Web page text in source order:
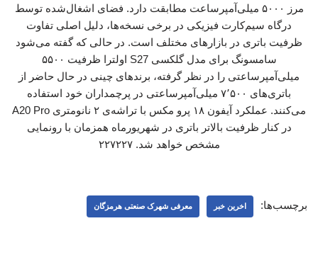
مرز ۵۰۰۰ میلی‌آمپرساعت مطابقت دارد. فضای اشغال‌شده توسط
درگاه سیم‌کارت فیزیکی در برخی نسخه‌ها، دلیل اصلی تفاوت
ظرفیت باتری در بازارهای مختلف است. در حالی که گفته می‌شود
سامسونگ برای مدل گلکسی S27 اولترا ظرفیت ۵۵۰۰
میلی‌آمپرساعتی را در نظر گرفته، برندهای چینی در حال حاضر از
باتری‌های ۷٬۵۰۰ میلی‌آمپرساعتی در پرچمداران خود استفاده
می‌کنند. عملکرد آیفون ۱۸ پرو مکس با تراشه‌ی ۲ نانومتری A20 Pro
در کنار ظرفیت بالاتر باتری در شهریورماه همزمان با رونمایی
مشخص خواهد شد. ۲۲۷۲۲۷
برچسب‌ها: اخرین خبر معرفی شهرک صنعتی هرمزگان